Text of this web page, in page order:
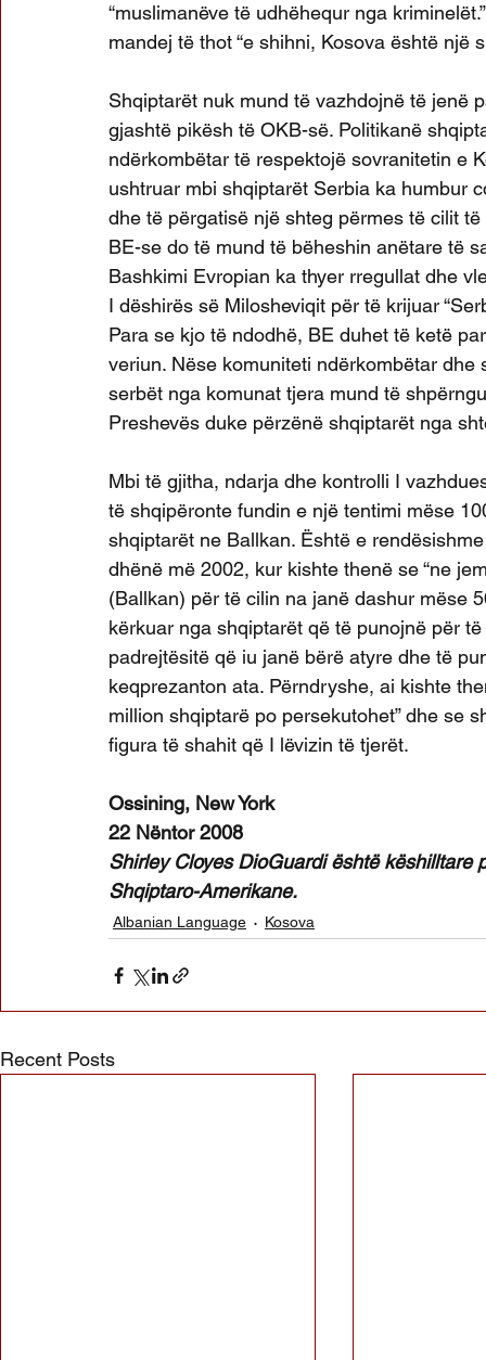
“muslimanëve të udhëhequr nga
mandej të thot “e shihni, Kosova është një
Shqiptarët nuk mund të vazhdojnë të jenë
gjashtë pikësh të OKB-së. Politikanë
ndërkombëtar të respektojë sovranitetin e
ushtruar mbi shqiptarët Serbia ka humbur
dhe të përgatisë një shteg përmes të cilit
BE-se do të mund të bëheshin anëtare të
Bashkimi Evropian ka thyer rregullat dhe
I dëshirës së Milosheviqit për të krijuar
Para se kjo të ndodhë, BE duhet të ketë
veriun. Nëse komuniteti ndërkombëtar
serbët nga komunat tjera mund të
Preshevës duke përzënë shqiptarët nga
Mbi të gjitha, ndarja dhe kontrolli I
të shqipëronte fundin e një tentimi mëse
shqiptarët ne Ballkan. Është e
dhënë më 2002, kur kishte thenë se “ne
(Ballkan) për të cilin na janë dashur mëse
kërkuar nga shqiptarët që të punojnë për
padrejtësitë që iu janë bërë atyre dhe të
keqprezanton ata. Përndryshe, ai kishte
million shqiptarë po persekutohet” dhe se
figura të shahit që I lëvizin të tjerët.
Ossining, New York
22 Nëntor 2008
Shirley Cloyes DioGuardi është
Shqiptaro-Amerikane.
Albanian Language Kosova
Recent Posts